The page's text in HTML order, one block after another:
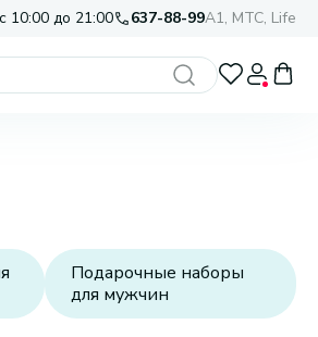
10:00 до 21:00 637-88-99A1, МТС, Life
Подарочные наборы
для мужчин